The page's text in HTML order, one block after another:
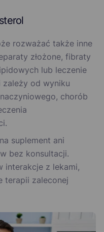
rozważać także inne
złożone, fibraty
lub leczenie
zależy od wyniku
chorób
suplement ani
bez konsultacji.
interakcje z lekami,
terapii zaleconej